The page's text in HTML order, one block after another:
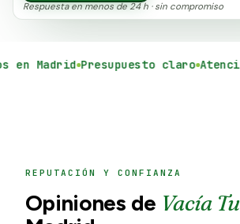
Respuesta en menos de 24 h · sin compromiso
Madrid Presupuesto claro
REPUTACIÓN Y CONFIANZA
Opiniones de Vacía